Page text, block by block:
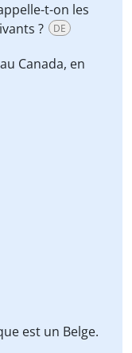
t-on les
?
DE
Canada, en
est un Belge.